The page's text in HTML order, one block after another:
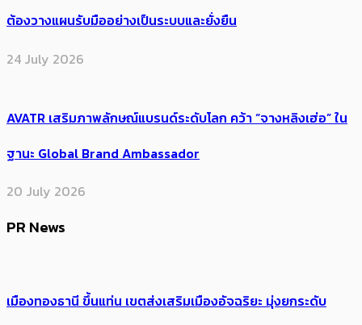
ต้องวางแผนรับมืออย่างเป็นระบบและยั่งยืน
24 July 2026
AVATR เสริมภาพลักษณ์แบรนด์ระดับโลก คว้า “จางหลิงเฮ่อ” ใน
ฐานะ Global Brand Ambassador
20 July 2026
PR News
เมืองทองธานี ขึ้นแท่น เขตส่งเสริมเมืองอัจฉริยะ มุ่งยกระดับ